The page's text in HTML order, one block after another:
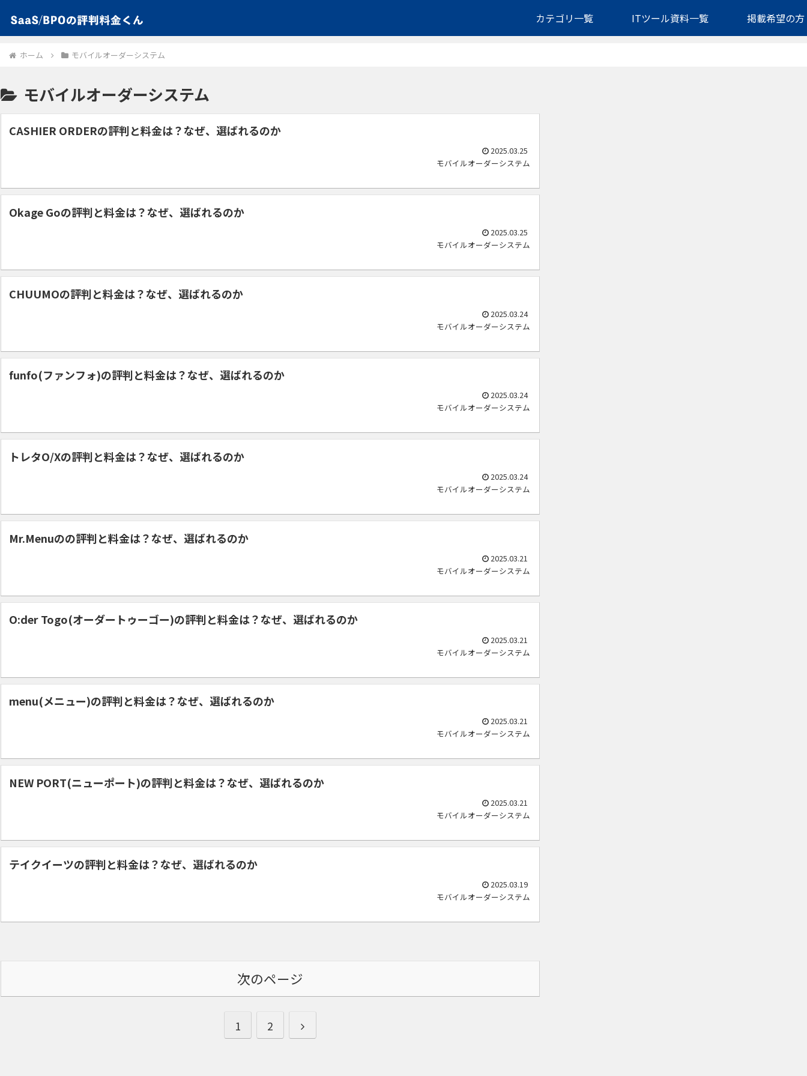
カテゴリ一覧 ITツール資料一覧 掲載希望の方
ホーム モバイルオーダーシステム
モバイルオーダーシステム
CASHIER ORDERの評判と料金は？なぜ、選ばれるのか
2025.03.25
モバイルオーダーシステム
Okage Goの評判と料金は？なぜ、選ばれるのか
2025.03.25
モバイルオーダーシステム
CHUUMOの評判と料金は？なぜ、選ばれるのか
2025.03.24
モバイルオーダーシステム
funfo(ファンフォ)の評判と料金は？なぜ、選ばれるのか
2025.03.24
モバイルオーダーシステム
トレタO/Xの評判と料金は？なぜ、選ばれるのか
2025.03.24
モバイルオーダーシステム
Mr.Menuのの評判と料金は？なぜ、選ばれるのか
2025.03.21
モバイルオーダーシステム
O:der Togo(オーダートゥーゴー)の評判と料金は？なぜ、選ばれるのか
2025.03.21
モバイルオーダーシステム
menu(メニュー)の評判と料金は？なぜ、選ばれるのか
2025.03.21
モバイルオーダーシステム
NEW PORT(ニューポート)の評判と料金は？なぜ、選ばれるのか
2025.03.21
モバイルオーダーシステム
テイクイーツの評判と料金は？なぜ、選ばれるのか
2025.03.19
モバイルオーダーシステム
次のページ
1 2
次